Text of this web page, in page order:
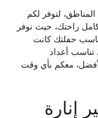
لتوفر لكم
راحتك، حيث نوفر
حفلتك كانت
تناسب أعداد
معكم بأي وقت
إنارة